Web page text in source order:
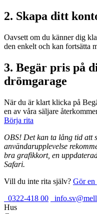
2. Skapa ditt
Oavsett om du känner dig
den enkelt och kan fortsätta
3. Begär pris på
drömgarage
När du är klart klicka på
en av våra säljare
Börja rita
OBS! Det kan ta lång tid att
användarupplevelse
bra grafikkort, en
Safari.
Vill du inte rita själv? Gör en
0322-418 00
Hus